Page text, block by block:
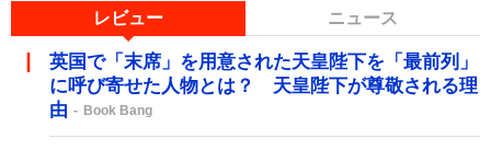
レビュー ニュース
英国で「末席」を用意された天皇陛下を「最前列」
に呼び寄せた人物とは？ 天皇陛下が尊敬される理
由
Book Bang